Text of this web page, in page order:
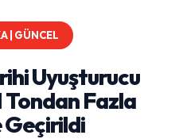
| GÜNCEL
Uyuşturucu
Tondan Fazla
Geçirildi